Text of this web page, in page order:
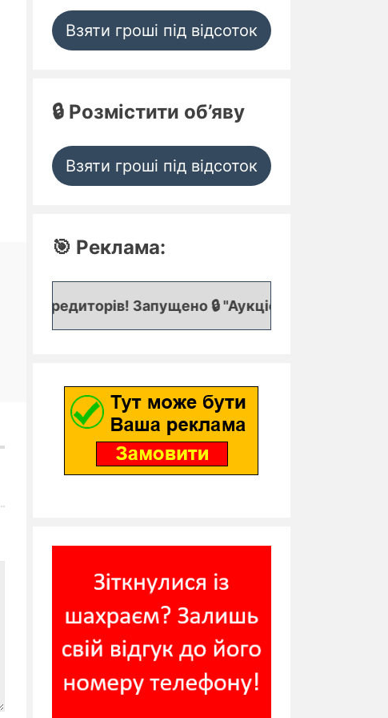
Взяти гроші під відсоток
🔒 Розмістити об’яву
Взяти гроші під відсоток
🎯 Реклама:
Запущено 🔒 "Аукціон кредитних заявок", де